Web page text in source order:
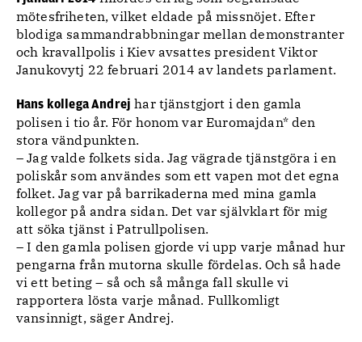
mötesfriheten, vilket eldade på missnöjet. Efter
blodiga sammandrabbningar mellan demonstranter
och kravallpolis i Kiev avsattes president Viktor
Janukovytj 22 februari 2014 av landets parlament.
Hans kollega Andrej har tjänstgjort i den gamla
polisen i tio år. För honom var Euromajdan* den
stora vändpunkten.
– Jag valde folkets sida. Jag vägrade tjänstgöra i en
poliskår som användes som ett vapen mot det egna
folket. Jag var på barrikaderna med mina gamla
kollegor på andra sidan. Det var självklart för mig
att söka tjänst i Patrullpolisen.
– I den gamla polisen gjorde vi upp varje månad hur
pengarna från mutorna skulle fördelas. Och så hade
vi ett beting – så och så många fall skulle vi
rapportera lösta varje månad. Fullkomligt
vansinnigt, säger Andrej.